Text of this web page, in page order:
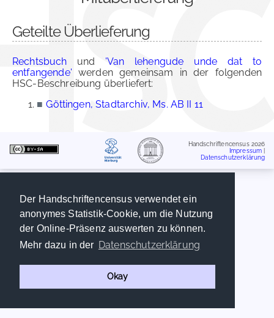
Der Handschriftencensus verwendet ein
anonymes Statistik-Cookie, um die Nutzung
der Online-Präsenz auswerten zu können.
Mehr dazu in der Datenschutzerklärung
Okay
Geteilte Überlieferung
Rechtsbuch und 'Van lehengude unde dat to
entfangende' werden gemeinsam in der folgenden
HSC-Beschreibung überliefert:
■ Göttingen, Stadtarchiv, Ms. AB II 11
Handschriftencensus 2026
Impressum
Datenschutzerklärung